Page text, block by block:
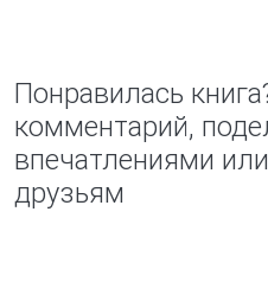
Понравилась
комментарий,
впечатлениями
друзьям